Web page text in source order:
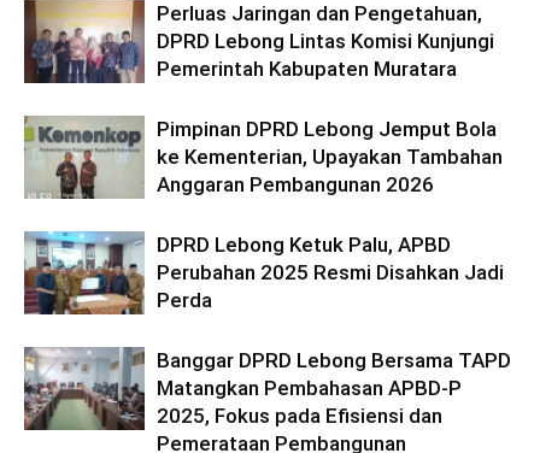
Perluas Jaringan dan Pengetahuan,
DPRD Lebong Lintas Komisi Kunjungi
Pemerintah Kabupaten Muratara
Pimpinan DPRD Lebong Jemput Bola
ke Kementerian, Upayakan Tambahan
Anggaran Pembangunan 2026
DPRD Lebong Ketuk Palu, APBD
Perubahan 2025 Resmi Disahkan Jadi
Perda
Banggar DPRD Lebong Bersama TAPD
Matangkan Pembahasan APBD-P
2025, Fokus pada Efisiensi dan
Pemerataan Pembangunan